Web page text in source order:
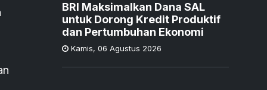
BRI Maksimalkan Dana SAL
untuk Dorong Kredit Produktif
dan Pertumbuhan Ekonomi
Kamis, 06 Agustus 2026